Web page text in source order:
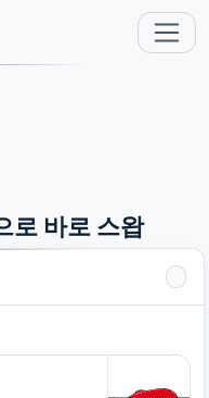
로 바로 스왑